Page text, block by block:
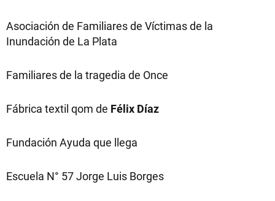
Asociación de Familiares de Víctimas de la
Inundación de La Plata
Familiares de la tragedia de Once
Fábrica textil qom de Félix Díaz
Fundación Ayuda que llega
Escuela N° 57 Jorge Luis Borges